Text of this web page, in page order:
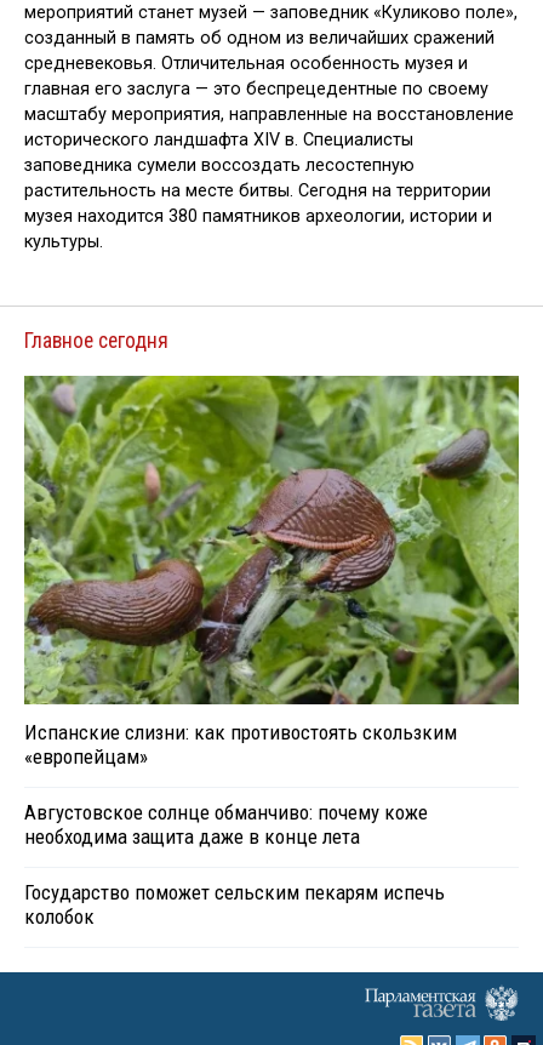
мероприятий станет музей — заповедник «Куликово поле»,
созданный в память об одном из величайших сражений
средневековья. Отличительная особенность музея и
главная его заслуга — это беспрецедентные по своему
масштабу мероприятия, направленные на восстановление
исторического ландшафта XIV в. Специалисты
заповедника сумели воссоздать лесостепную
растительность на месте битвы. Сегодня на территории
музея находится 380 памятников археологии, истории и
культуры.
Главное сегодня
Испанские слизни: как противостоять скользким
«европейцам»
Августовское солнце обманчиво: почему коже
необходима защита даже в конце лета
Государство поможет сельским пекарям испечь
колобок